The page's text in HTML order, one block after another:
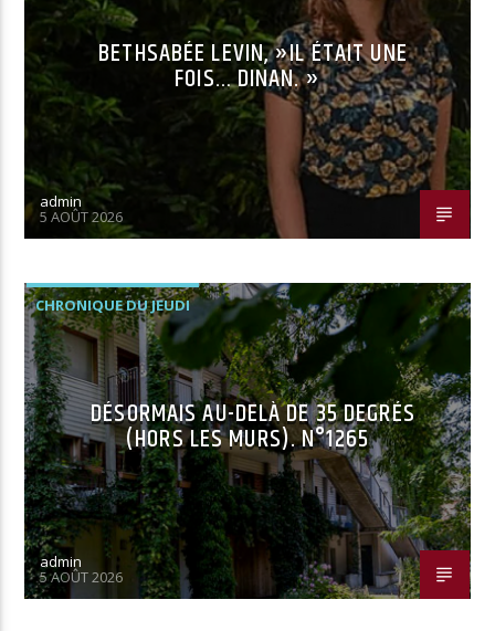
BETHSABÉE LEVIN, »IL ÉTAIT UNE
FOIS… DINAN. »
admin
5 AOÛT 2026
CHRONIQUE DU JEUDI
DÉSORMAIS AU-DELÀ DE 35 DEGRÉS
(HORS LES MURS). N°1265
admin
5 AOÛT 2026